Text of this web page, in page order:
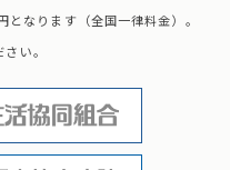
なります（全国一律料金）。
い。